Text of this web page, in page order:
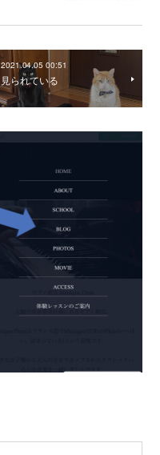
2021.04.05 00:51
見られている